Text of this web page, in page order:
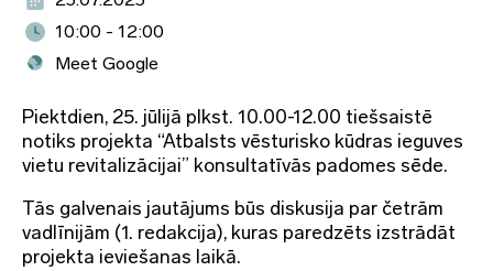
10:00 - 12:00
Meet Google
Piektdien, 25. jūlijā plkst. 10.00-12.00 tiešsaistē
notiks projekta “Atbalsts vēsturisko kūdras ieguves
vietu revitalizācijai” konsultatīvās padomes sēde.
Tās galvenais jautājums būs diskusija par četrām
vadlīnijām (1. redakcija), kuras paredzēts izstrādāt
projekta ieviešanas laikā.